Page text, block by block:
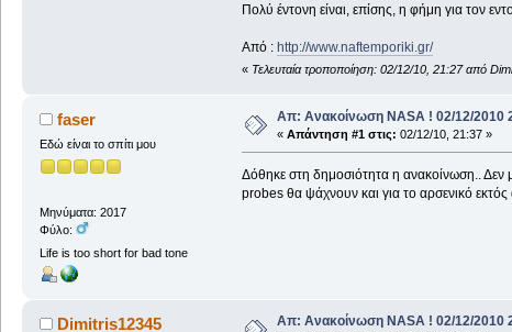
Πολύ έντονη είναι, επίσης, η φήμη για τον
Από : http://www.naftemporiki.gr/
« Τελευταία τροποποίηση: 02/12/10, 21:27 από
faser
Εδώ είναι το σπίτι μου
Μηνύματα: 2017
Φύλο:
Life is too short for bad tone
Απ: Ανακοίνωση NASA ! 02/12/2010
« Απάντηση #1 στις: 02/12/10, 21:37 »
Δόθηκε στη δημοσιότητα η ανακοίνωση.. Δεν
probes θα ψάχνουν και για το αρσενικό
Dimitris12345 Απ: Ανακοίνωση NASA ! 02/12/2010